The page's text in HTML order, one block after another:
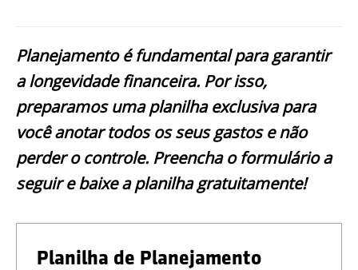
Planejamento é fundamental para garantir
a longevidade financeira. Por isso,
preparamos uma planilha exclusiva para
você anotar todos os seus gastos e não
perder o controle. Preencha o formulário a
seguir e baixe a planilha gratuitamente!
Planilha de Planejamento